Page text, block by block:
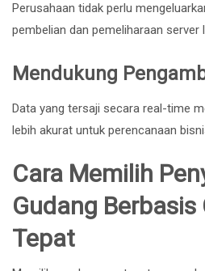
Perusahaan tidak perlu
pembelian dan pemeliharaan server
Mendukung
Data yang tersaji secara real-time
lebih akurat untuk perencanaan
Cara Memilih
Gudang Berbasis
Tepat